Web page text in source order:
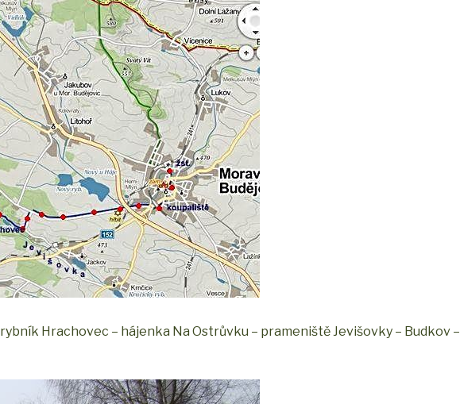
Hrachovec – hájenka Na Ostrůvku – prameniště Jevišovky – Budkov –